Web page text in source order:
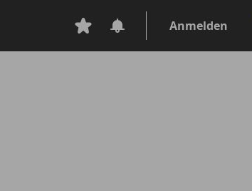
Anmelden